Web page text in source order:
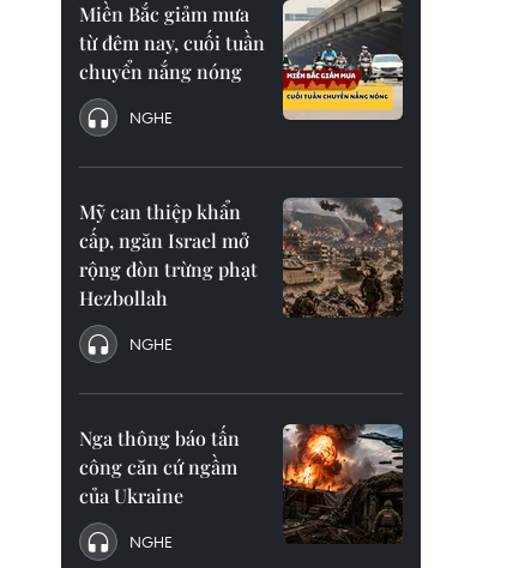
Miền Bắc giảm mưa
từ đêm nay, cuối tuần
chuyển nắng nóng
NGHE
Mỹ can thiệp khẩn
cấp, ngăn Israel mở
rộng đòn trừng phạt
Hezbollah
NGHE
Nga thông báo tấn
công căn cứ ngầm
của Ukraine
NGHE